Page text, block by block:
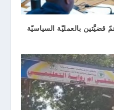
قضيَّتين بالعمليّة السياسيّة